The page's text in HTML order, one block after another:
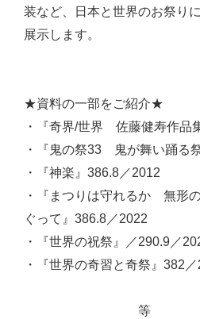
装など、日本と世界のお祭り
展示します。
★資料の一部をご
・『奇界/世界 佐藤健寿作品
・『鬼の祭33 鬼が舞い踊る
・『神楽』386.8／2012
・『まつりは守れるか 無形
ぐって』386.8／2022
・『世界の祝祭』／290.9／
・『世界の奇習と奇祭』382
等